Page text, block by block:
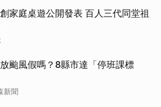
家庭桌遊公開發表 百人三代同堂祖
颱風假嗎？8縣市達「停班課標
新聞